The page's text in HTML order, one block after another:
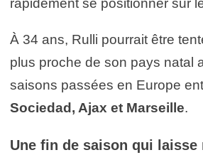
rapidement se positionner sur
À 34 ans, Rulli pourrait être
plus proche de son pays natal
saisons passées en Europe
Sociedad , Ajax et Marseille.
Une fin de saison qui laisse